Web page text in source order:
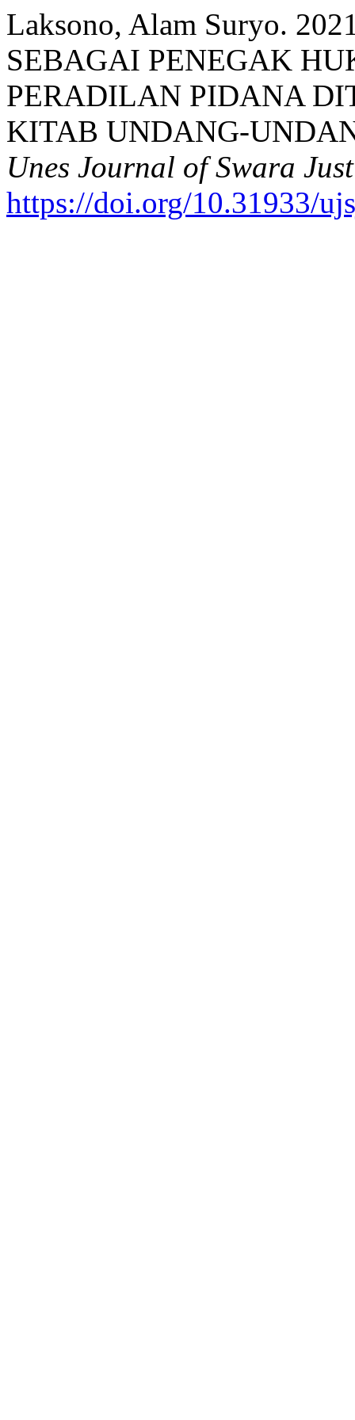
Laksono, Alam Suryo.
SEBAGAI PENEGAK
PERADILAN PIDANA
KITAB UNDANG-
Unes Journal of Swara
https://doi.org/10.31933/